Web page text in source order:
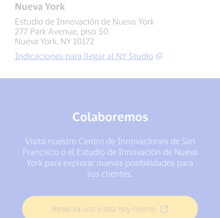
Nueva York
Estudio de Innovación de Nueva York
277 Park Avenue, piso 50
Nueva York, NY 10172
Indicaciones para llegar al NY Studio
Colaboremos
Visita nuestro Centro de Innovaciones de San
Francisco o el Estudio de Innovación de Nueva
York para explorar nuevas posibilidades para
sus clientes.
Reserva una visita hoy mismo